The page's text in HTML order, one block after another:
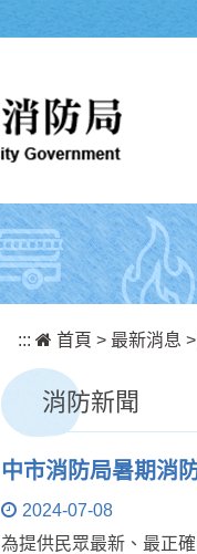
::: 首頁 > 最新消息 >
消防新聞
中市消防局暑期消
2024-07-08
為提供民眾最新、最正